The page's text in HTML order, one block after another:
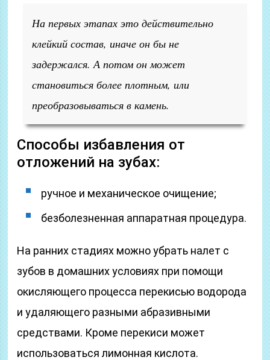
На первых этапах это действительно
клейкий состав, иначе он бы не
задержался. А потом он может
становиться более плотным, или
преобразовываться в камень.
Способы избавления от
отложений на зубах:
ручное и механическое очищение;
безболезненная аппаратная процедура.
На ранних стадиях можно убрать налет с
зубов в домашних условиях при помощи
окисляющего процесса перекисью водорода
и удаляющего разными абразивными
средствами. Кроме перекиси может
использоваться лимонная кислота.